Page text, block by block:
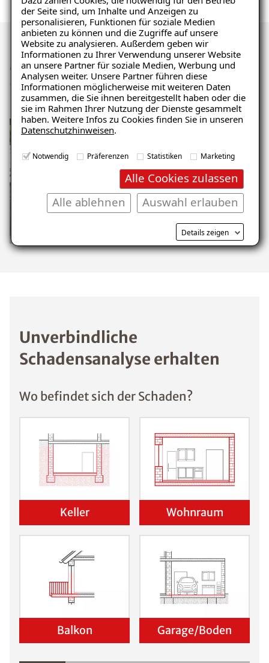
der Seite sind, um Inhalte und Anzeigen zu
personalisieren, Funktionen für soziale Medien
anbieten zu können und die Zugriffe auf unsere
Website zu analysieren. Außerdem geben wir
Informationen zu Ihrer Verwendung unserer Website
an unsere Partner für soziale Medien, Werbung und
Analysen weiter. Unsere Partner führen diese
Informationen möglicherweise mit weiteren Daten
zusammen, die Sie ihnen bereitgestellt haben oder die
sie im Rahmen Ihrer Nutzung der Dienste gesammelt
haben. Weitere Infos zu Cookies finden Sie in unseren
Datenschutzhinweisen.
Notwendig Präferenzen Statistiken Marketing
Alle Cookies zulassen
Auswahl erlauben
Alle ablehnen
Details zeigen
Mehr Eindrücke der
Sanierung
Unverbindliche
Schadensanalyse erhalten
Wo befindet sich der Schaden?
Keller Wohnraum
Balkon Garage/Boden
Ratgeber „Sofort-Tipps gegen
Feuchtigkeit“
– jetzt kostenlos
herunterladen!
E-Mail eingeben
Kostenlosen Ratgeber anfordern